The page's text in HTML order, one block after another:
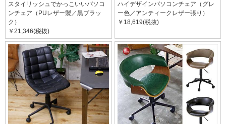
スタイリッシュでかっこいいパソコ
ンチェア（PUレザー製／黒ブラッ
ク）
￥21,346(税抜)
ハイデザインパソコンチェア（グレ
ー色／アンティークレザー張り）
￥18,619(税抜)